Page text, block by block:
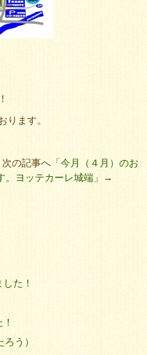
ります。
の記事へ「今月（４月）のお
。ヨッテカーレ城端 」→
た！
ろう）